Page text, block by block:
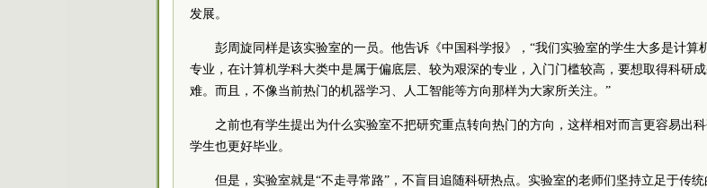
发展。
彭周旋同样是该实验室的一员。他告诉《中国科学报》，“我们实验室的学生大多是计算
专业，在计算机学科大类中是属于偏底层、较为艰深的专业，入门门槛较高，要想取得科研成
难。而且，不像当前热门的机器学习、人工智能等方向那样为大家所关注。”
之前也有学生提出为什么实验室不把研究重点转向热门的方向，这样相对而言更容易出科
学生也更好毕业。
但是，实验室就是“不走寻常路”，不盲目追随科研热点。实验室的老师们坚持立足于传统